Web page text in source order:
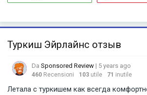
Туркиш Эйрлайнс отзыв
Da Sponsored Review | 5 years ago
460 Recensioni 103 utile 71 inutile
Летала с туркишем как всегда